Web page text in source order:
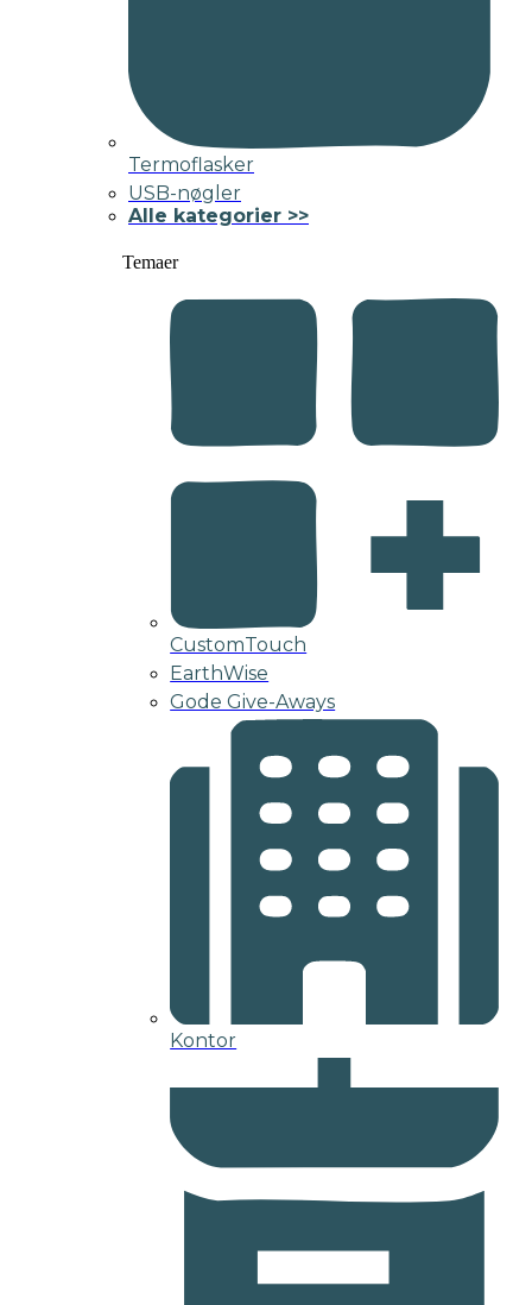
Termoflasker
USB-nøgler
Alle kategorier >>
Temaer
CustomTouch
EarthWise
Gode Give-Aways
Kontor